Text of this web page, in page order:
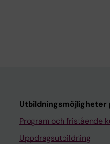
Utbildningsmöjligheter
Program och fristående
Uppdragsutbildning